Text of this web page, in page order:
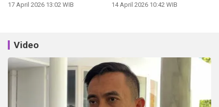
17 April 2026 13:02 WIB 14 April 2026 10:42 WIB
Video